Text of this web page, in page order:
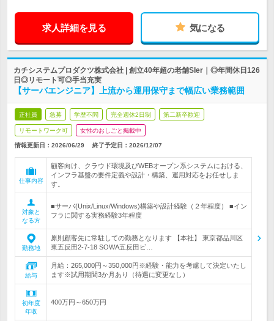
求人詳細を見る 気になる
カチシステムプロダクツ株式会社 | 創立40年超の老舗SIer｜◎年間休日126
日◎リモート可◎手当充実
【サーバエンジニア】上流から運用保守まで幅広い業務範囲
正社員 急募 学歴不問 完全週休2日制 第二新卒歓迎
リモートワーク可 女性のおしごと掲載中
情報更新日：2026/06/29 終了予定日： 2026/12/07
仕事内容
顧客向け、クラウド環境及びWEBオープン系システムにおける、
インフラ基盤の要件定義や設計・構築、運用対応をお任せしま
す。
対象と
なる方
■サーバ(Unix/Linux/Windows)構築や設計経験（２年程度） ■イン
フラに関する実務経験3年程度
勤務地
原則顧客先に常駐しての勤務となります 【本社】 東京都品川区
東五反田2-7-18 SOWA五反田ビ…
給与
月給：265,000円～350,000円※経験・能力を考慮して決定いたし
ます※試用期間3か月あり（待遇に変更なし）
初年度
年収
400万円～650万円